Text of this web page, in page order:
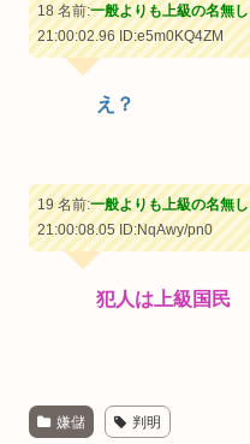
18 名前:一般よりも上級の名無
21:00:02.96ID:e5m0KQ4ZM
え？
19 名前:一般よりも上級の名無
21:00:08.05ID:NqAwy/pn0
犯人は上級国民
嫌儲 判明